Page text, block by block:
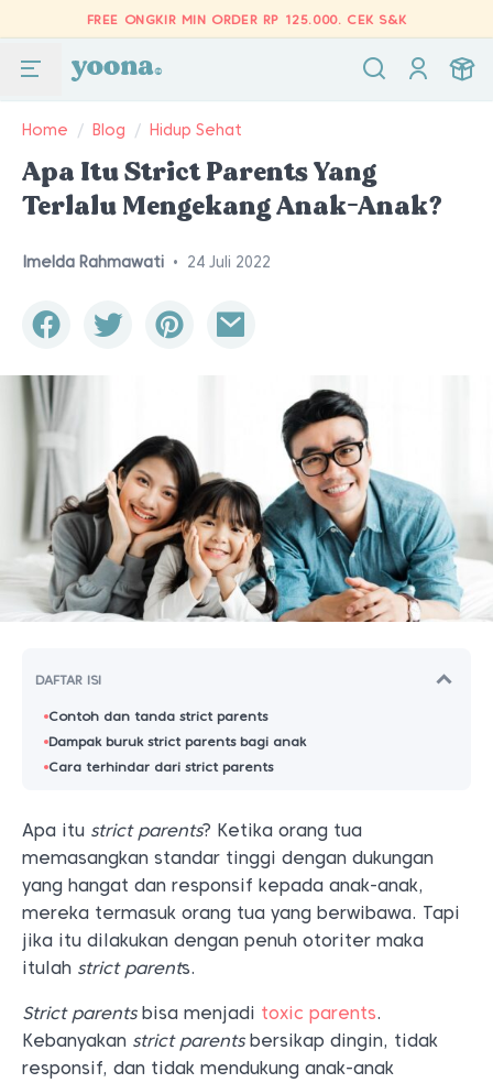
FREE ONGKIR MIN ORDER RP 125.000. CEK S&K
Home / Blog / Hidup Sehat
Apa Itu Strict Parents Yang
Terlalu Mengekang Anak-Anak?
Imelda Rahmawati • 24 Juli 2022
DAFTAR ISI
Contoh dan tanda strict parents
Dampak buruk strict parents bagi anak
Cara terhindar dari strict parents
Apa itu strict parents? Ketika orang tua
memasangkan standar tinggi dengan dukungan
yang hangat dan responsif kepada anak-anak,
mereka termasuk orang tua yang berwibawa. Tapi
jika itu dilakukan dengan penuh otoriter maka
itulah strict parents.
Strict parentsbisa menjadi toxic parents.
Kebanyakan strict parentsbersikap dingin, tidak
responsif, dan tidak mendukung anak-anak